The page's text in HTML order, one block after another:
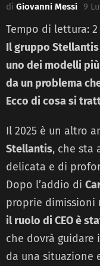
di Giovanni Messi 9
Tempo di lettura: 2
Il gruppo
uno dei modelli
da un problema
Ecco di cosa si
Il 2025 è un altro
Stellantis, che sta
delicata e di
Dopo l’addio di
proprie dimissioni
il ruolo di CEO è
che dovrà guidare
da una situazione